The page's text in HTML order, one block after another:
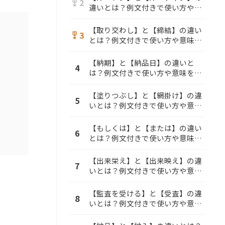
military_tech 2 違いとは？例文付きで使い方や意
military_tech 3
【取り交わし】と【締結】の違い
とは？例文付きで使い方や意味を
4
【納期】と【納品日】の違いと
は？例文付きで使い方や意味をわ
5
【塗りつぶし】と【網掛け】の違
いとは？例文付きで使い方や意味
6
【もしくは】と【または】の違い
とは？例文付きで使い方や意味を
7
【出来栄え】と【出来映え】の違
いとは？例文付きで使い方や意味
8
【監査を受ける】と【受査】の違
いとは？例文付きで使い方や意味